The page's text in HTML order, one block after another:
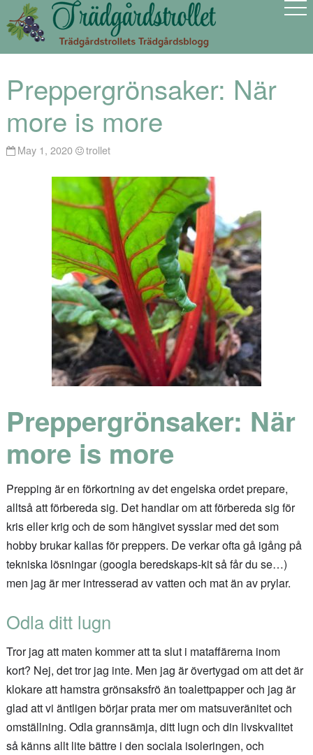
Preppergrönsaker: När
more is more
May 1, 2020 trollet
Preppergrönsaker: När
more is more
Prepping är en förkortning av det engelska ordet prepare,
alltså att förbereda sig. Det handlar om att förbereda sig för
kris eller krig och de som hängivet sysslar med det som
hobby brukar kallas för preppers. De verkar ofta gå igång på
tekniska lösningar (googla beredskaps-kit så får du se…)
men jag är mer intresserad av vatten och mat än av prylar.
Odla ditt lugn
Tror jag att maten kommer att ta slut i mataffärerna inom
kort? Nej, det tror jag inte. Men jag är övertygad om att det är
klokare att hamstra grönsaksfrö än toalettpapper och jag är
glad att vi äntligen börjar prata mer om matsuveränitet och
omställning. Odla grannsämja, ditt lugn och din livskvalitet
så känns allt lite bättre i den sociala isoleringen, och